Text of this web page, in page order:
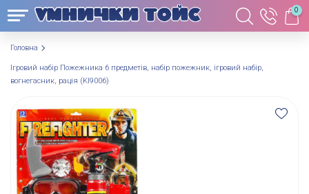
0
Головна
Ігровий набір Пожежника 6 предметів, набір пожежник, ігровий набір,
вогнегасник, рація (KI9006)